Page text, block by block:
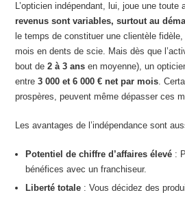
L’opticien indépendant, lui, joue une toute
revenus sont variables, surtout au
le temps de constituer une clientèle
mois en dents de scie. Mais dès que
bout de2 à 3 ans en moyenne), un
entre3 000 et 6 000 € net par mois.
prospères, peuvent même dépasser ces
Les avantages de l’indépendance sont
Potentiel de chiffre d’affaires élevé :
bénéfices avec un franchiseur.
Liberté totale : Vous décidez des